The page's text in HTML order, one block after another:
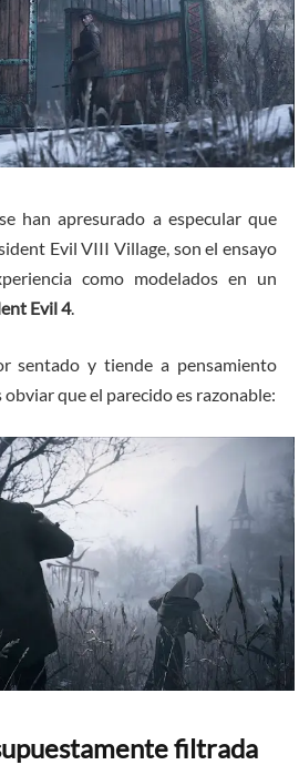
han apresurado a especular que
Evil VIII Village, son el ensayo
como modelados en un
Evil 4.
sentado y tiende a pensamiento
que el parecido es razonable:
filtrada